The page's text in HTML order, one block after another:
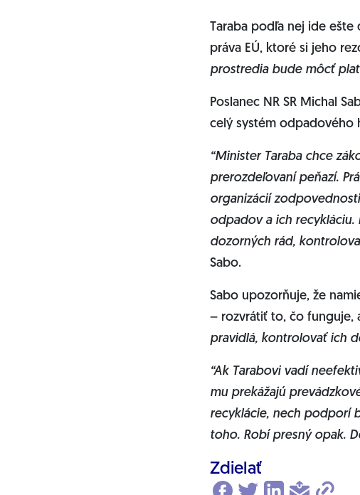
Taraba podľa nej ide
práva EÚ, ktoré si jeho
prostredia bude môcť
Poslanec NR SR Michal
celý systém odpadového
“Minister Taraba chce
prerozdeľovaní peňazí.
organizácií
odpadov a ich
dozorných rád,
Sabo.
Sabo upozorňuje, že
– rozvrátiť to, čo funguje,
pravidlá, kontrolovať ich
“Ak Tarabovi vadí
mu prekážajú
recyklácie, nech podporí
toho. Robí presný opak.
Zdielať